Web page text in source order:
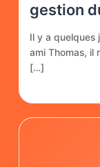
gestion
Il y a quelques
ami Thomas, il
[…]